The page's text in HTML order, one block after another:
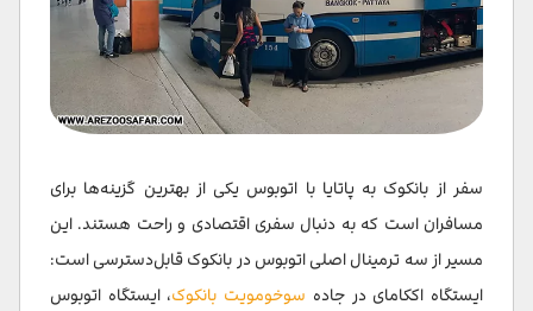
سفر از بانکوک به پاتایا با اتوبوس یکی از بهترین گزینه‌ها برای
مسافران است که به دنبال سفری اقتصادی و راحت هستند. این
مسیر از سه ترمینال اصلی اتوبوس در بانکوک قابل‌دسترسی است:
ایستگاه اککامای در جاده سوخومویت بانکوک، ایستگاه اتوبوس